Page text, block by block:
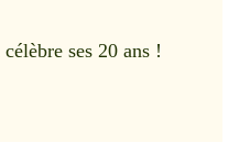
ses 20 ans !